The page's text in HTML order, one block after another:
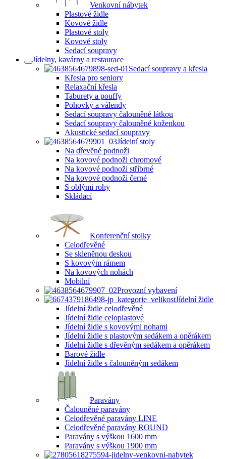
Venkovní nábytek
Plastové židle
Kovové židle
Plastové stoly
Kovové stoly
Sedací soupravy
Jídelny, kavárny a restaurace
Sedací soupravy a křesla
Křesla pro seniory
Relaxační křesla
Taburety a pouffy
Pohovky a válendy
Sedací soupravy čalouněné látkou
Sedací soupravy čalouněné koženkou
Akustické sedací soupravy
Jídelní stoly
Na dřevěné podnoži
Na kovové podnoži chromové
Na kovové podnoži stříbrné
Na kovové podnoži černé
S oblými rohy
Skládací
Konferenční stolky
Celodřevěné
Se skleněnou deskou
S kovovým rámem
Na kovových nohách
Mobilní
Provozní vybavení
Jídelní židle
Jídelní židle celodřevěné
Jídelní židle celoplastové
Jídelní židle s kovovými nohami
Jídelní židle s plastovým sedákem a opěrákem
Jídelní židle s dřevěným sedákem a opěrákem
Barové židle
Jídelní židle s čalouněným sedákem
Paravány
Čalouněné paravány
Celodřevěné paravány LINE
Celodřevěné paravány ROUND
Paravány s výškou 1600 mm
Paravány s výškou 1900 mm